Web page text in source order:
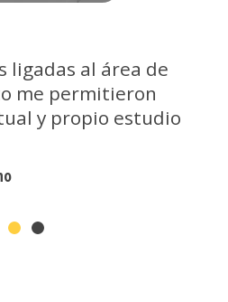
ligadas al área de
me permitieron
y propio estudio